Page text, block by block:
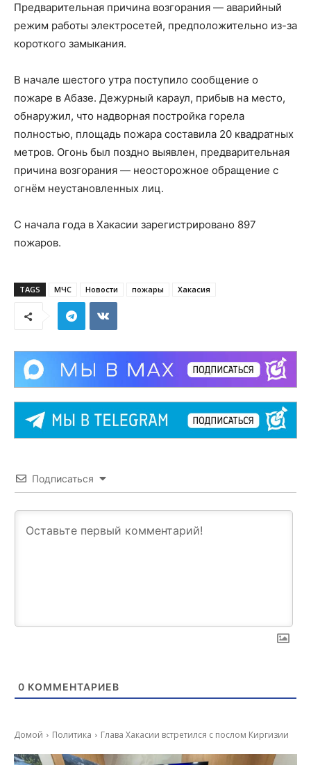
Предварительная причина возгорания — аварийный
режим работы электросетей, предположительно из-за
короткого замыкания.
В начале шестого утра поступило сообщение о
пожаре в Абазе. Дежурный караул, прибыв на место,
обнаружил, что надворная постройка горела
полностью, площадь пожара составила 20 квадратных
метров. Огонь был поздно выявлен, предварительная
причина возгорания — неосторожное обращение с
огнём неустановленных лиц.
С начала года в Хакасии зарегистрировано 897
пожаров.
TAGS МЧС Новости пожары Хакасия
Подписаться
0 КОММЕНТАРИЕВ